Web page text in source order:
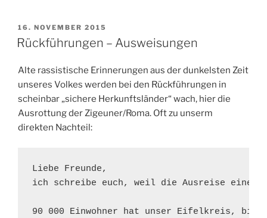
Sabbatzeit
in
Naunynstraße“
VERÖFFENTLICHT
AM
16. NOVEMBER 2015
Rückführungen – Ausweisungen
Alte rassistische Erinnerungen aus der dunkelsten Zeit
unseres Volkes werden bei den Rückführungen in
scheinbar „sichere Herkunftsländer“ wach, hier die
Ausrottung der Zigeuner/Roma. Oft zu unserm
direkten Nachteil:
Liebe Freunde,
ich schreibe euch, weil die Ausreise einer
90 000 Einwohner hat unser Eifelkreis, bis